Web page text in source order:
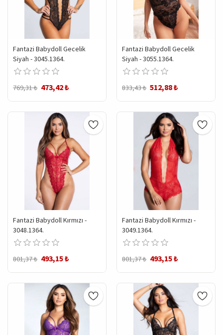
Fantazi Babydoll Gecelik
Siyah - 3045.1364.
769,31 ₺ 473,42 ₺
Fantazi Babydoll Gecelik
Siyah - 3055.1364.
833,43 ₺ 512,88 ₺
Fantazi Babydoll Kırmızı -
3048.1364.
801,37 ₺ 493,15 ₺
Fantazi Babydoll Kırmızı -
3049.1364.
801,37 ₺ 493,15 ₺